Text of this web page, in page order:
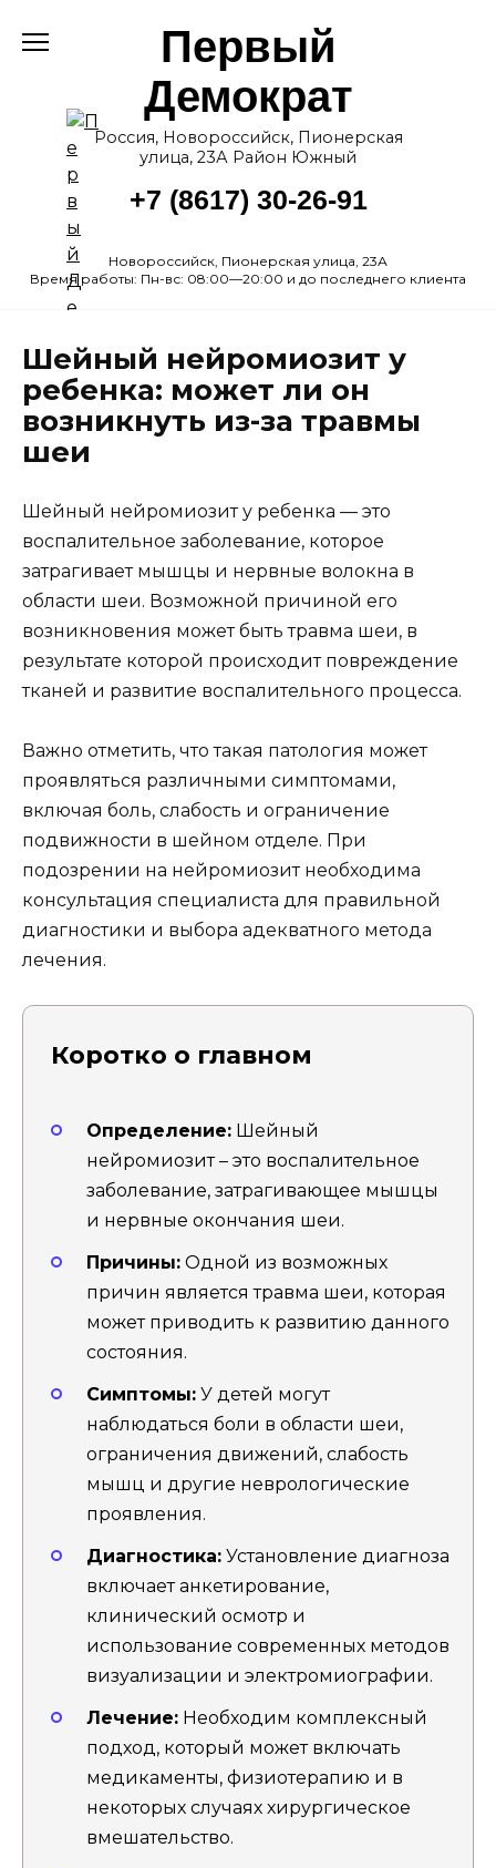
Первый
Демократ
Россия, Новороссийск, Пионерская
улица, 23А Район Южный
+7 (8617) 30-26-91
Новороссийск, Пионерская улица, 23А
Время работы: Пн-вс: 08:00—20:00 и до последнего клиента
Шейный нейромиозит у
ребенка: может ли он
возникнуть из-за травмы
шеи
Шейный нейромиозит у ребенка — это
воспалительное заболевание, которое
затрагивает мышцы и нервные волокна в
области шеи. Возможной причиной его
возникновения может быть травма шеи, в
результате которой происходит повреждение
тканей и развитие воспалительного процесса.
Важно отметить, что такая патология может
проявляться различными симптомами,
включая боль, слабость и ограничение
подвижности в шейном отделе. При
подозрении на нейромиозит необходима
консультация специалиста для правильной
диагностики и выбора адекватного метода
лечения.
Коротко о главном
Определение: Шейный
нейромиозит – это воспалительное
заболевание, затрагивающее мышцы
и нервные окончания шеи.
Причины: Одной из возможных
причин является травма шеи, которая
может приводить к развитию данного
состояния.
Симптомы: У детей могут
наблюдаться боли в области шеи,
ограничения движений, слабость
мышц и другие неврологические
проявления.
Диагностика: Установление диагноза
включает анкетирование,
клинический осмотр и
использование современных методов
визуализации и электромиографии.
Лечение: Необходим комплексный
подход, который может включать
медикаменты, физиотерапию и в
некоторых случаях хирургическое
вмешательство.